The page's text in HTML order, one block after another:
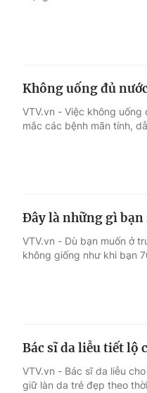
Không uống đủ
VTV.vn - Việc không
mắc các bệnh mãn tính,
Đây là những gì bạn
VTV.vn - Dù bạn muốn ở
không giống như khi bạn
Bác sĩ da liễu tiết lộ
VTV.vn - Bác sĩ da liễu
giữ làn da trẻ đẹp theo